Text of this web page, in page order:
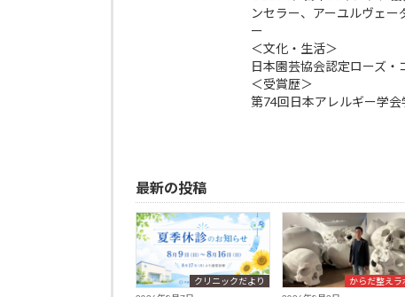
ンセラー、アーユルヴェ
ー
＜文化・生活＞
日本園芸協会認定ローズ・
＜受賞歴＞
第74回日本アレルギー学
最新の投稿
クリニックだより
からだ整えラ